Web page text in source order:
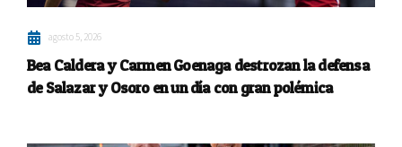
agosto 5, 2026
Bea Caldera y Carmen Goenaga destrozan la defensa
de Salazar y Osoro en un día con gran polémica